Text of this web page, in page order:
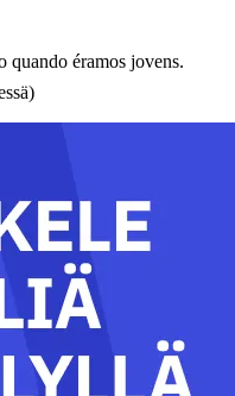
quando éramos jovens.